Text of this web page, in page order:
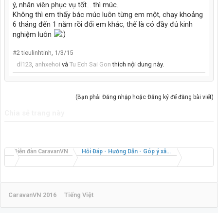
ý, nhân viên phục vụ tốt... thì múc.
Không thì em thấy bác múc luôn từng em một, chạy khoảng
6 tháng đến 1 năm rồi đổi em khác, thế là có đầy đủ kinh
nghiệm luôn
#2 tieulinhtinh, 1/3/15
dl123, anhxehoi và Tu Ech Sai Gon thích nội dung này.
(Bạn phải Đăng nhập hoặc Đăng ký để đăng bài viết)
Diễn đàn CaravanVN Hỏi Đáp - Hướng Dẫn - Góp ý xây dựng CaravanVN
CaravanVN 2016 Tiếng Việt